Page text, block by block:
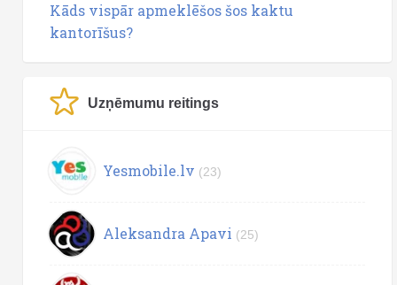
Kāds vispār apmeklēšos šos kaktu
kantorīšus?
Uzņēmumu reitings
Yesmobile.lv (23)
Aleksandra Apavi (25)